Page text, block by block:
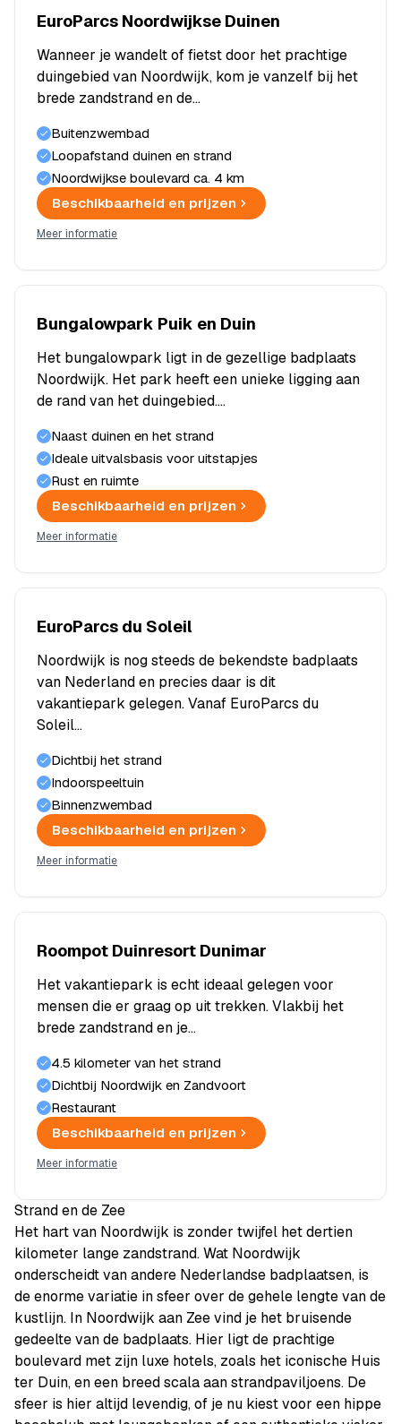
EuroParcs Noordwijkse Duinen
Wanneer je wandelt of fietst door het prachtige
duingebied van Noordwijk, kom je vanzelf bij het
brede zandstrand en de…
Buitenzwembad
Loopafstand duinen en strand
Noordwijkse boulevard ca. 4 km
Beschikbaarheid en prijzen
Meer informatie
Bungalowpark Puik en Duin
Het bungalowpark ligt in de gezellige badplaats
Noordwijk. Het park heeft een unieke ligging aan
de rand van het duingebied.…
Naast duinen en het strand
Ideale uitvalsbasis voor uitstapjes
Rust en ruimte
Beschikbaarheid en prijzen
Meer informatie
EuroParcs du Soleil
Noordwijk is nog steeds de bekendste badplaats
van Nederland en precies daar is dit
vakantiepark gelegen. Vanaf EuroParcs du
Soleil…
Dichtbij het strand
Indoorspeeltuin
Binnenzwembad
Beschikbaarheid en prijzen
Meer informatie
Roompot Duinresort Dunimar
Het vakantiepark is echt ideaal gelegen voor
mensen die er graag op uit trekken. Vlakbij het
brede zandstrand en je…
4.5 kilometer van het strand
Dichtbij Noordwijk en Zandvoort
Restaurant
Beschikbaarheid en prijzen
Meer informatie
Strand en de Zee
Het hart van Noordwijk is zonder twijfel het dertien
kilometer lange zandstrand. Wat Noordwijk
onderscheidt van andere Nederlandse badplaatsen, is
de enorme variatie in sfeer over de gehele lengte van de
kustlijn. In Noordwijk aan Zee vind je het bruisende
gedeelte van de badplaats. Hier ligt de prachtige
boulevard met zijn luxe hotels, zoals het iconische Huis
ter Duin, en een breed scala aan strandpaviljoens. De
sfeer is hier altijd levendig, of je nu kiest voor een hippe